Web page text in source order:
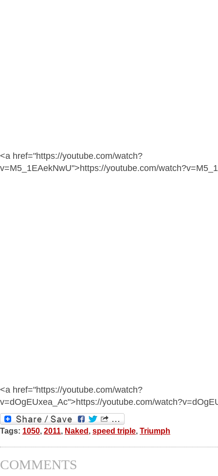
<a href="https://youtube.com/watch?
v=M5_1EAekNwU">https://youtube.com/
<a href="https://youtube.com/watch?
v=dOgEUxea_Ac">https://youtube.com/
Tags: 1050, 2011, Naked, speed triple, Triumph
COMMENTS